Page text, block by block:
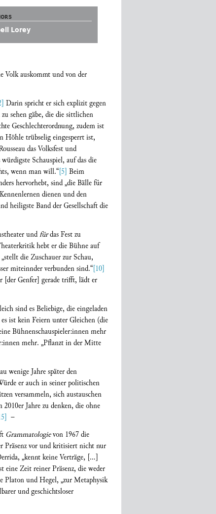
Lorey
Volk auskommt und von der
Darin spricht er sich explizit gegen
sehen gäbe, die die sittlichen
Geschlechterordnung, zudem ist
Höhle trübselig eingesperrt ist,
das Volksfest und
Schauspiel, auf das die
wenn man will.“[5] Beim
hervorhebt, sind „die Bälle für
dienen und den
heiligste Band der Gesellschaft die
undfürdas Fest zu
hebt er die Bühne auf
die Zuschauer zur Schau,
miteinnder verbunden sind.“[10]
[der Genfer] gerade trifft, lädt er
sind es Beliebige, die eingeladen
ist kein Feiern unter Gleichen (die
Bühnenschauspieler:innen mehr
mehr. „Pflanzt in der Mitte
wenige Jahre später den
er auch in seiner politischen
versammeln, sich austauschen
Jahre zu denken, die ohne
–
Grammatologievon 1967 die
Präsenz vor und kritisiert nicht nur
„kennt keine Verträge, [...]
Zeit reiner Präsenz, die weder
Platon und Hegel, „zur Metaphysik
und geschichtsloser